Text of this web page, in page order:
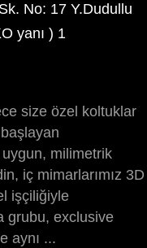
No: 17 Y.Dudullu
yanı ) 1
size özel koltuklar
milimetrik
iç mimarlarımız 3D
işçiliğiyle
grubu, exclusive
aynı ...